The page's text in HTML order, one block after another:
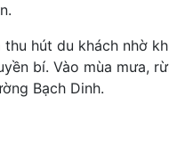
hút du khách nhờ
bí. Vào mùa mưa,
Bạch Dinh.